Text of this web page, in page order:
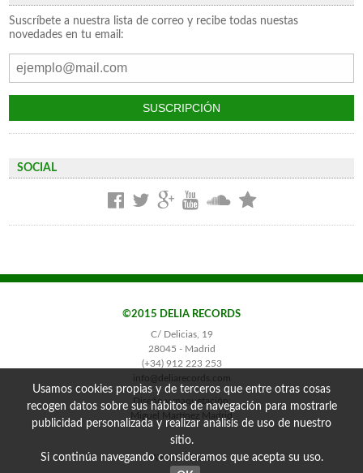
Suscríbete a nuestra lista de correo y recibe todas nuestas
novedades en tu email:
SOCIAL
©2015 DELIA RECORDS
C/ Delicias, 19
28045 - Madrid
(+34) 912 223 253
info@deliarecords.com
Diseño y maquetación:
Miguel Martínez Madrid
AVISO LEGAL
Usamos cookies propias y de terceros que entre otras cosas
recogen datos sobre sus hábitos de navegación para mostrarle
publicidad personalizada y realizar análisis de uso de nuestro
sitio.
Si continúa navegando consideramos que acepta su uso.